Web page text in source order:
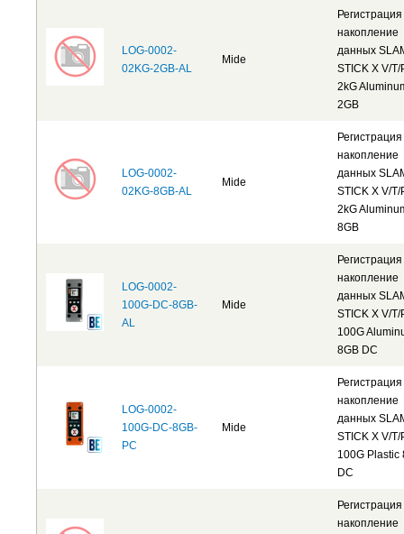
LOG-0002-
02KG-2GB-AL
Mide
накопление
данных
STICK X V/T/
2kG
2GB
LOG-0002-
02KG-8GB-AL
Mide
накопление
данных
STICK X V/T/
2kG
8GB
LOG-0002-
100G-DC-8GB-
AL
Mide
накопление
данных
STICK X V/T/
100G
8GB DC
LOG-0002-
100G-DC-8GB-
PC
Mide
накопление
данных
STICK X V/T/
100G Plastic
DC
накопление